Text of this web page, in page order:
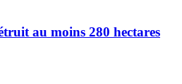
au moins 280 hectares